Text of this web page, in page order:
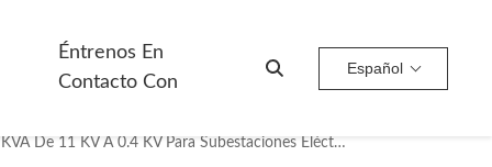
Éntrenos En
Contacto Con
Español
Adaptabilidad De Amplio Rango De Tensión Transformador Automático De Tres Fases De 100 KVA De 11 KV A 0.4 KV Para Subestaciones Eléctricas Precio De Fábrica